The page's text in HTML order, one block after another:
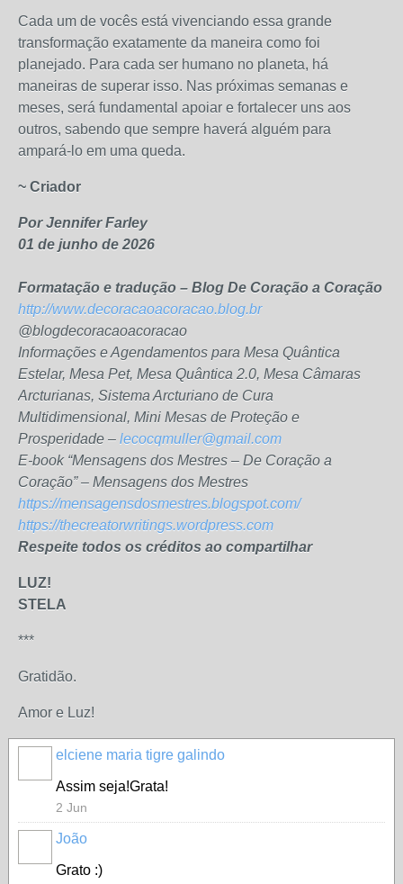
Cada um de vocês está vivenciando essa grande
transformação exatamente da maneira como foi
planejado. Para cada ser humano no planeta, há
maneiras de superar isso. Nas próximas semanas e
meses, será fundamental apoiar e fortalecer uns aos
outros, sabendo que sempre haverá alguém para
ampará-lo em uma queda.
~ Criador
Por Jennifer Farley
01 de junho de 2026
Formatação e tradução – Blog De Coração a Coração
http://www.decoracaoacoracao.blog.br
@blogdecoracaoacoracao
Informações e Agendamentos para Mesa Quântica
Estelar, Mesa Pet, Mesa Quântica 2.0, Mesa Câmaras
Arcturianas, Sistema Arcturiano de Cura
Multidimensional, Mini Mesas de Proteção e
Prosperidade – lecocqmuller@gmail.com
E-book “Mensagens dos Mestres – De Coração a
Coração” – Mensagens dos Mestres
https://mensagensdosmestres.blogspot.com/
https://thecreatorwritings.wordpress.com
Respeite todos os créditos ao compartilhar
LUZ!
STELA
***
Gratidão.
Amor e Luz!
elciene maria tigre galindo
Assim seja!Grata!
2 Jun
João
Grato :)